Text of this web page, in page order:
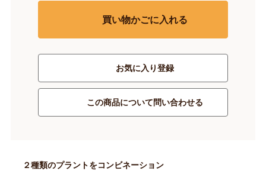
買い物かごに入れる
お気に入り登録
この商品について問い合わせる
２種類のプラントをコンビネーション